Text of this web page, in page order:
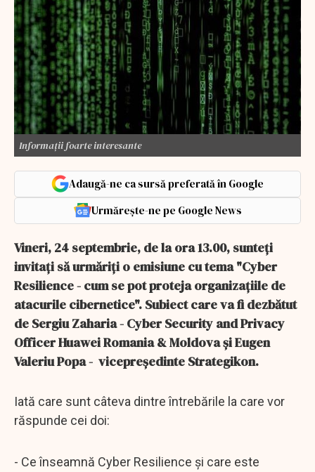
Informații foarte interesante
Adaugă-ne ca sursă preferată în Google
Urmărește-ne pe Google News
Vineri, 24 septembrie, de la ora 13.00, sunteţi
invitaţi să urmăriţi o emisiune cu tema "Cyber
Resilience - cum se pot proteja organizaţiile de
atacurile cibernetice". Subiect care va fi dezbătut
de Sergiu Zaharia - Cyber Security and Privacy
Officer Huawei Romania & Moldova şi Eugen
Valeriu Popa - vicepreşedinte Strategikon.
Iată care sunt câteva dintre întrebările la care vor
răspunde cei doi:
- Ce înseamnă Cyber Resilience şi care este